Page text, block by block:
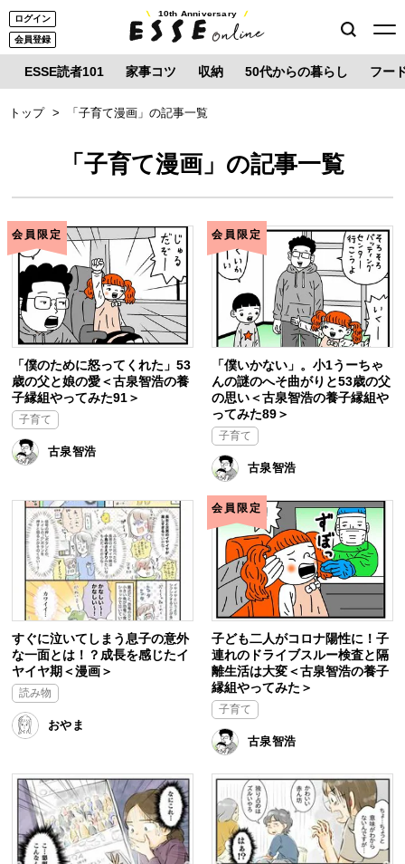
ログイン
会員登録
10th Anniversary
ESSE読者101 家事コツ 収納 50代からの暮らし フー
トップ 「子育て漫画」の記事一覧
「子育て漫画」の記事一覧
会員限定
「僕のために怒ってくれた」53
歳の父と娘の愛＜古泉智浩の養
子縁組やってみた91＞
子育て
古泉智浩
会員限定
「僕いかない」。小1うーちゃ
んの謎のへそ曲がりと53歳の父
の思い＜古泉智浩の養子縁組や
ってみた89＞
子育て
古泉智浩
すぐに泣いてしまう息子の意外
な一面とは！？成長を感じたイ
ヤイヤ期＜漫画＞
読み物
おやま
会員限定
子ども二人がコロナ陽性に！子
連れのドライブスルー検査と隔
離生活は大変＜古泉智浩の養子
縁組やってみた＞
子育て
古泉智浩